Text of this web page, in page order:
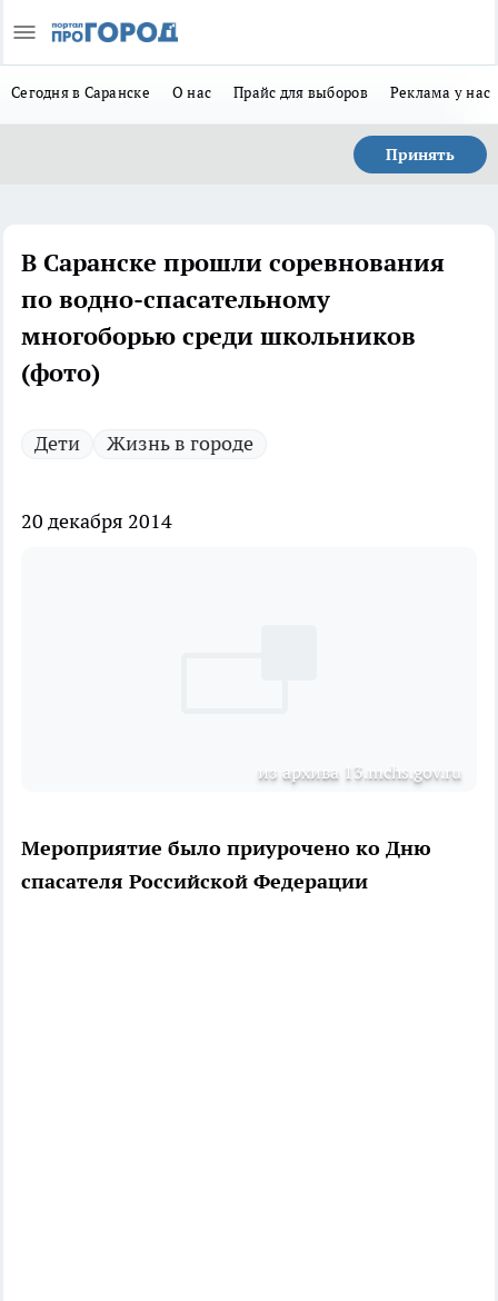
Сегодня в Саранске О нас Прайс для выборов Реклама у нас
Принять
В Саранске прошли соревнования
по водно-спасательному
многоборью среди школьников
(фото)
Дети Жизнь в городе
20 декабря 2014
из архива 13.mchs.gov.ru
Мероприятие было приурочено ко Дню
спасателя Российской Федерации